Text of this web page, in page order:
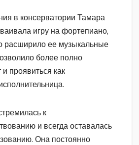
в консерватории Тамара
игру на фортепиано,
расширило ее музыкальные
более полно
проявиться как
к
и всегда оставалась
Она постоянно